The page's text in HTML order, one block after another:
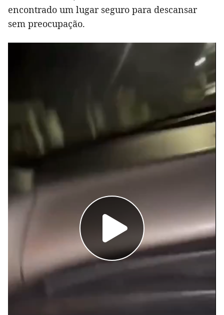
encontrado um lugar seguro para descansar
sem preocupação.